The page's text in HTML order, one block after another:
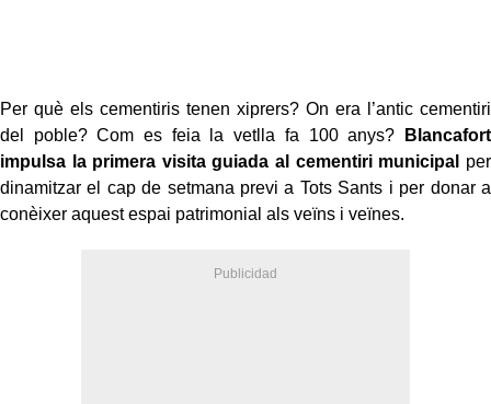
Per què els cementiris tenen xiprers? On era l’antic cementiri
del poble? Com es feia la vetlla fa 100 anys?
Blancafort
impulsa la primera visita guiada al cementiri municipal
per
dinamitzar el cap de setmana previ a Tots Sants i per donar a
conèixer aquest espai patrimonial als veïns i veïnes.